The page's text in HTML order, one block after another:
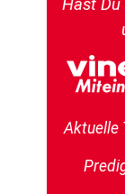
Hast Du
Aktuelle